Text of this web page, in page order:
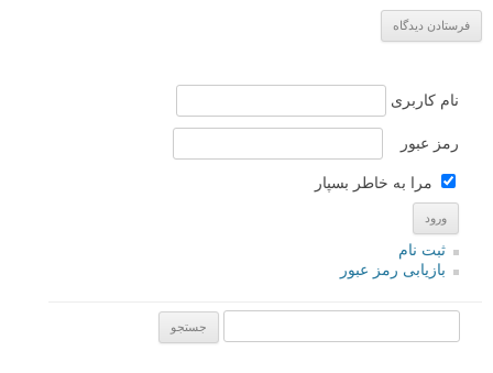
نام کاربری
رمز عبور
مرا به خاطر بسپار
ثبت نام
بازیابی رمز عبور